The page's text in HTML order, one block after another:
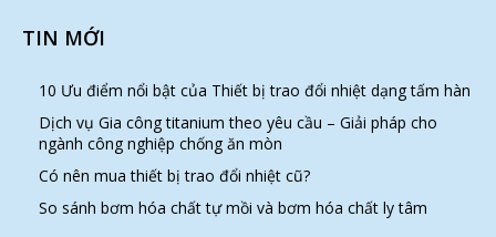
TIN MỚI
10 Ưu điểm nổi bật của Thiết bị trao đổi nhiệt dạng tấm hàn
Dịch vụ Gia công titanium theo yêu cầu – Giải pháp cho
ngành công nghiệp chống ăn mòn
Có nên mua thiết bị trao đổi nhiệt cũ?
So sánh bơm hóa chất tự mồi và bơm hóa chất ly tâm